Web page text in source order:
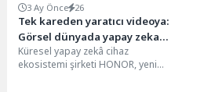
3 Ay Önce 26
Tek kareden yaratıcı videoya:
Görsel dünyada yapay zeka
dönemi
Küresel yapay zekâ cihaz
ekosistemi şirketi HONOR, yeni